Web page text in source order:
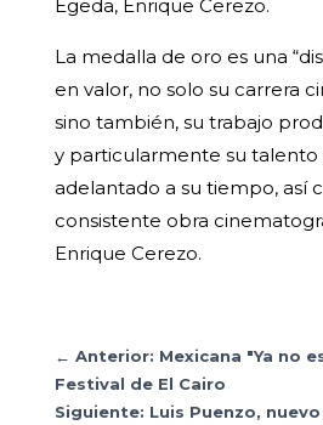
Egeda, Enrique Cerezo.
La medalla de oro es una
en valor, no solo su carrera
sino también, su trabajo
y particularmente su talento
adelantado a su tiempo, así
consistente obra
Enrique Cerezo.
← Anterior: Mexicana "Ya no
Festival de El Cairo
Siguiente: Luis Puenzo,